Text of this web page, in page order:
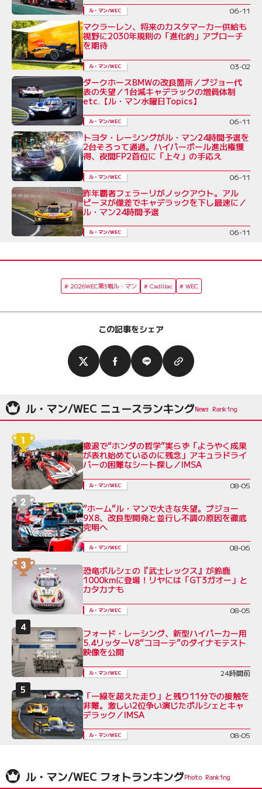
ル・マン/WEC 06-11
マクラーレン、将来のカスタマーカー供給も
視野に2030年規則の「進化的」アプローチ
を期待
ル・マン/WEC 03-02
ダークホースBMWの改良箇所／プジョー代
表の失望／1台減キャデラックの増員体制
etc.【ル・マン水曜日Topics】
ル・マン/WEC 06-11
トヨタ・レーシングがル・マン24時間予選を
2台そろって通過。ハイパーポール進出権獲
得、夜間FP2首位に「上々」の手応え
ル・マン/WEC 06-11
昨年覇者フェラーリがノックアウト。アル
ピーヌが僅差でキャデラックを下し最速に／
ル・マン24時間予選
ル・マン/WEC 06-11
2026WEC第3戦ル・マン Cadillac WEC
この記事をシェア
ル・マン/WEC ニュースランキング
撤退で“ホンダの哲学”実らず「ようやく成果
が表れ始めているのに残念」アキュラドライ
バーの困難なシート探し／IMSA
ル・マン/WEC 08-05
“ホーム”ル・マンで大きな失望。プジョー
9X8、改良型開発と並行し不調の原因を徹底
究明へ
ル・マン/WEC 08-06
恐竜ポルシェの『武士レックス』が鈴鹿
1000kmに登場！リヤには「GT3ガオー」と
カタカナも
ル・マン/WEC 08-05
フォード・レーシング、新型ハイパーカー用
5.4リッターV8“コヨーテ”のダイナモテスト
映像を公開
ル・マン/WEC 24時間前
「一線を超えた走り」と残り11分での接触を
非難。激しい2位争い演じたポルシェとキャ
デラック／IMSA
ル・マン/WEC 08-05
ル・マン/WEC フォトランキング